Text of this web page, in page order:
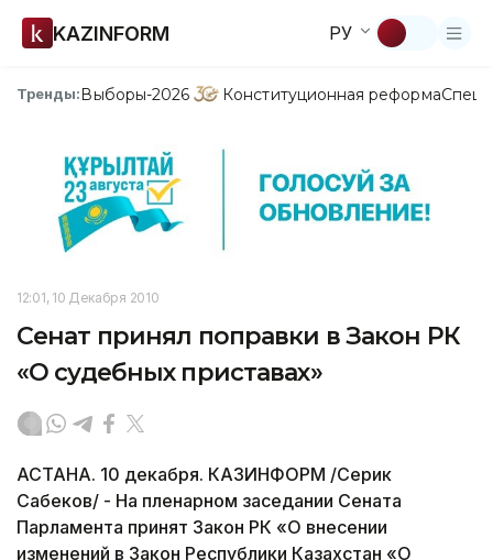
KAZINFORM РУ
Тренды:Выборы-2026 Конституционная реформа
12:01, 10 Декабря 2010
Сенат принял поправки в Закон РК
«О судебных приставах»
АСТАНА. 10 декабря. КАЗИНФОРМ /Серик
Сабеков/ - На пленарном заседании Сената
Парламента принят Закон РК «О внесении
изменений в Закон Республики Казахстан «О